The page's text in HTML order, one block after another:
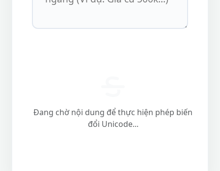
Đang chờ nội dung để thực hiện phép biến
đổi Unicode...